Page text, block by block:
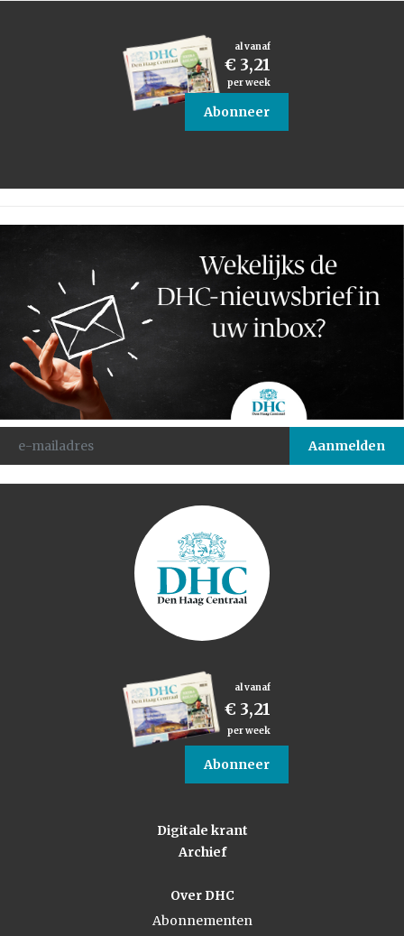
al vanaf
€ 3,21
per week
Abonneer
al vanaf
€ 3,21
per week
Abonneer
Digitale krant
Archief
Over DHC
Abonnementen